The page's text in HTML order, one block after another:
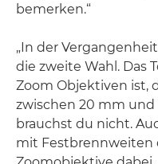
bemerken.“
„In der
die zweite Wahl. Das
Zoom Objektiven ist,
zwischen 20 mm und
brauchst du nicht.
mit Festbrennweiten